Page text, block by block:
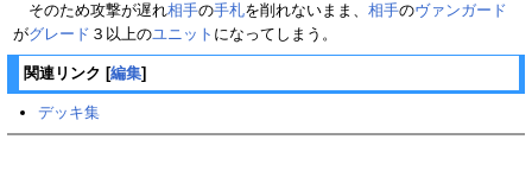
そのため攻撃が遅れ相手の手札を削れないまま、 相手のヴァンガード
がグレード ３以上のユニット になってしまう。
関連リンク [編集]
デッキ集